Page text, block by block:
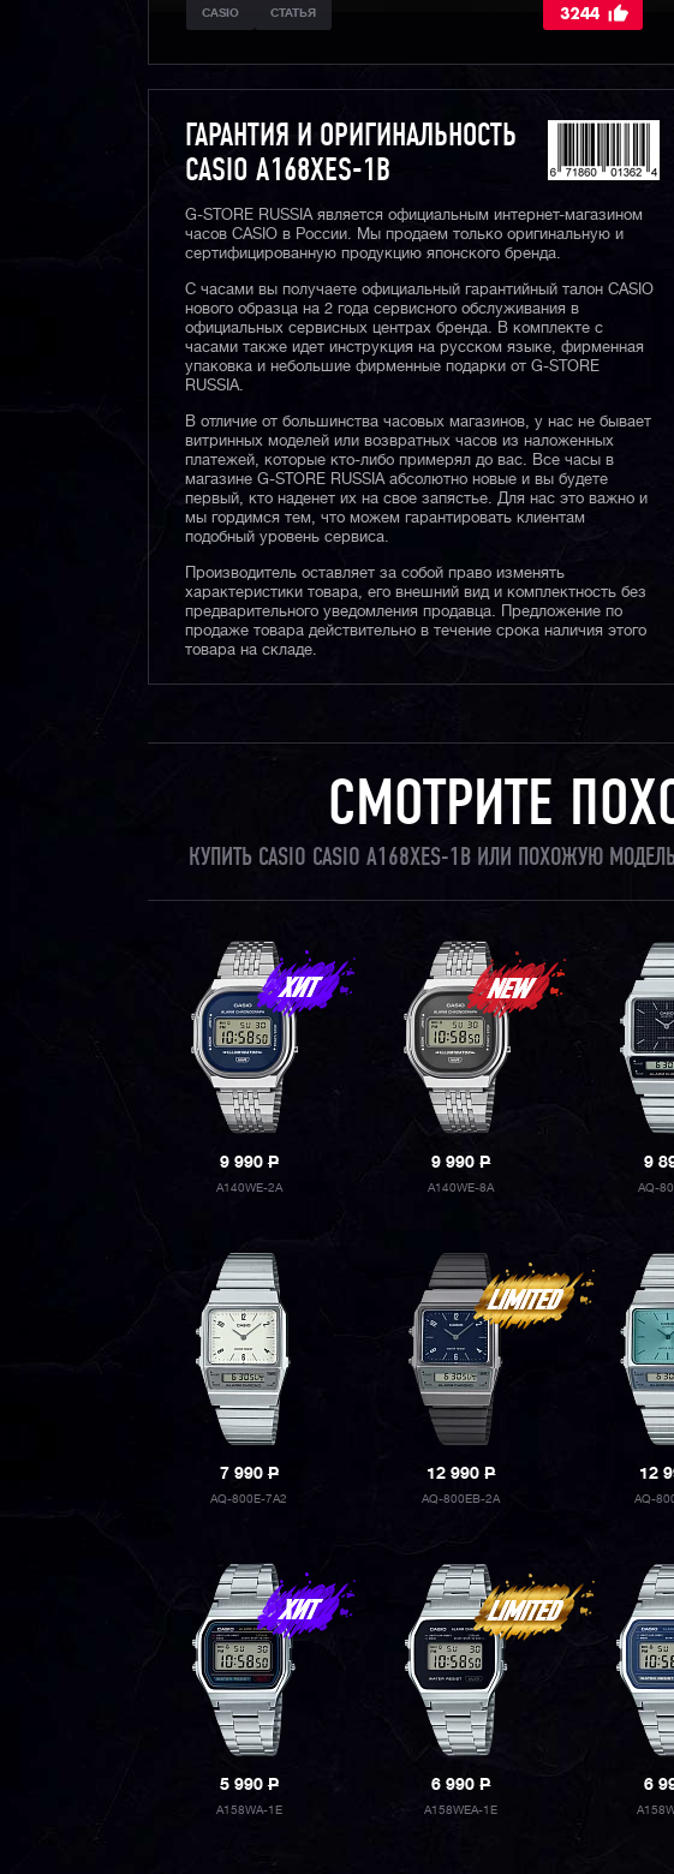
CASIO СТАТЬЯ 3244
ГАРАНТИЯ И ОРИГИНАЛЬНОСТЬ
CASIO A168XES-1B
G-STORE RUSSIA является официальным интернет-магазином
часов CASIO в России. Мы продаем только оригинальную и
сертифицированную продукцию японского бренда.
С часами вы получаете официальный гарантийный талон CASIO
нового образца на 2 года сервисного обслуживания в
официальных сервисных центрах бренда. В комплекте с
часами также идет инструкция на русском языке, фирменная
упаковка и небольшие фирменные подарки от G-STORE
RUSSIA.
В отличие от большинства часовых магазинов, у нас не бывает
витринных моделей или возвратных часов из наложенных
платежей, которые кто-либо примерял до вас. Все часы в
магазине G-STORE RUSSIA абсолютно новые и вы будете
первый, кто наденет их на свое запястье. Для нас это важно и
мы гордимся тем, что можем гарантировать клиентам
подобный уровень сервиса.
Производитель оставляет за собой право изменять
характеристики товара, его внешний вид и комплектность без
предварительного уведомления продавца. Предложение по
продаже товара действительно в течение срока наличия этого
товара на складе.
СМОТРИТЕ
КУПИТЬ CASIO CASIO A168XES-1B ИЛИ ПОХОЖУЮ
9 990P
A140WE-2A
9 990P
A140WE-8A
9
AQ-
7 990P
AQ-800E-7A2
12 990P
AQ-800EB-2A
12
AQ-
5 990P
A158WA-1E
6 990P
A158WEA-1E
6